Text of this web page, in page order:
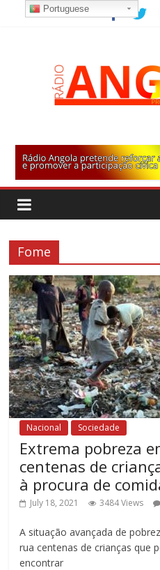
Fome
Nacional Sociedade
Extrema pobreza
centenas de
à procura de
July 18, 2021 3484 Views
A situação avançada de
rua centenas de crianças que
encontrar
Portuguese